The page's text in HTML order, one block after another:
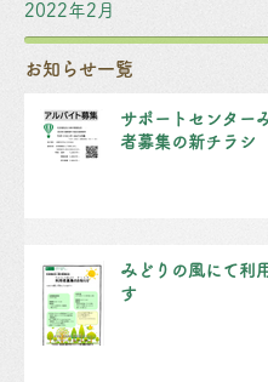
2022年2月
お知らせ一覧
サポートセンター
者募集の新チラシ
みどりの風にて利
す